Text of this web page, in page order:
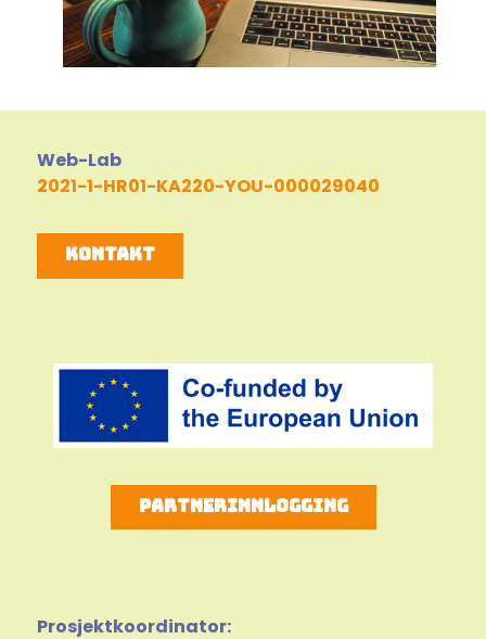
Web-Lab
2021-1-HR01-KA220-YOU-000029040
Kontakt
Partnerinnlogging
Prosjektkoordinator: